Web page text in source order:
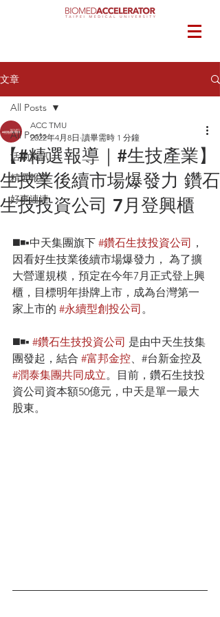
文章
All Posts
活動資訊
精選報導
好事連連
All Posts
【#精選報導｜#生技產業】
生技業後續市場爆發力 鑽石
生技投資公司 7月登興櫃
ACC TMU
2022年4月8日 讀畢需時 1 分鐘
◼️◾️▪️中天集團旗下 #鑽石生技投資公司 ，
因看好生技業後續市場爆發力， 為了擴
大營運規模，預定在今年7月正式登上興
櫃，目標明年掛牌上市，成為台灣第一
家上市的 #永續型創投公司。
◼️◾️▪️ #鑽石生技投資公司 是由中天生技集
團發起，結合 #富邦金控、#台新金控及
#潤泰集團共同成立。目前，鑽石生技投
資公司資本額50億元，中天是單一最大
股東。